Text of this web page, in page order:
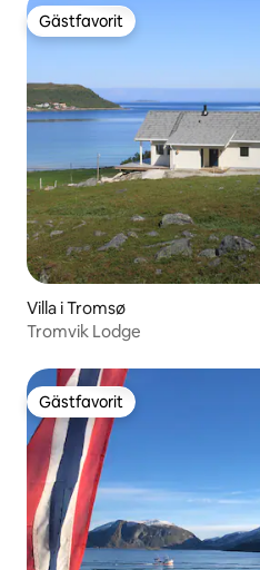
Gästfavorit
Gästfavorit
Villa i Tromsø
Tromvik Lodge
Gästfavorit
Gästfavorit